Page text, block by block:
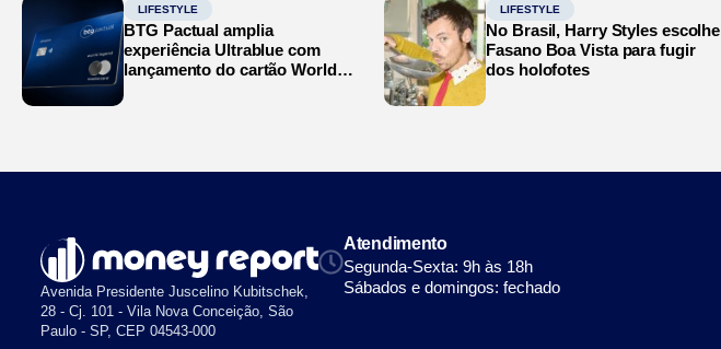
LIFESTYLE
BTG Pactual amplia
experiência Ultrablue com
lançamento do cartão World
LIFESTYLE
No Brasil, Harry Styles escolhe
Fasano Boa Vista para fugir
dos holofotes
Avenida Presidente Juscelino Kubitschek,
28 - Cj. 101 - Vila Nova Conceição, São
Paulo - SP, CEP 04543-000
Atendimento
Segunda-Sexta: 9h às 18h
Sábados e domingos: fechado